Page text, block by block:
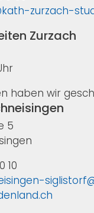
zurzach-
Zurzach
haben wir
5
10